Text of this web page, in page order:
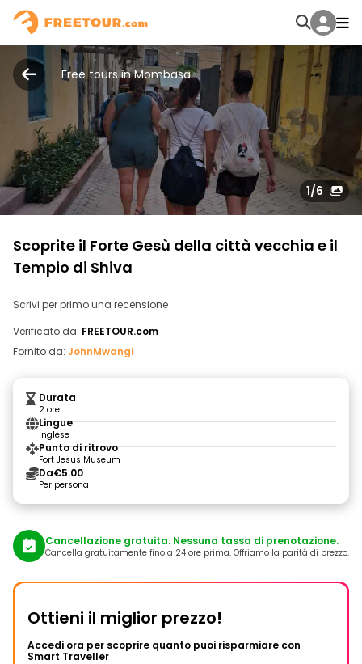
Free tours in Mombasa
1/6
Scoprite il Forte Gesù della città vecchia e il
Tempio di Shiva
Scrivi per primo una recensione
Verificato da: FREETOUR.com
Fornito da: JohnMwangi
Durata
2 ore
Lingue
Inglese
Punto di ritrovo
Fort Jesus Museum
Da€5.00
Per persona
Cancellazione gratuita. Nessuna tassa di prenotazione.
Cancella gratuitamente fino a 24 ore prima. Offriamo la parità di prezzo.
Ottieni il miglior prezzo!
Accedi ora per scoprire quanto puoi risparmiare con
Smart Traveller